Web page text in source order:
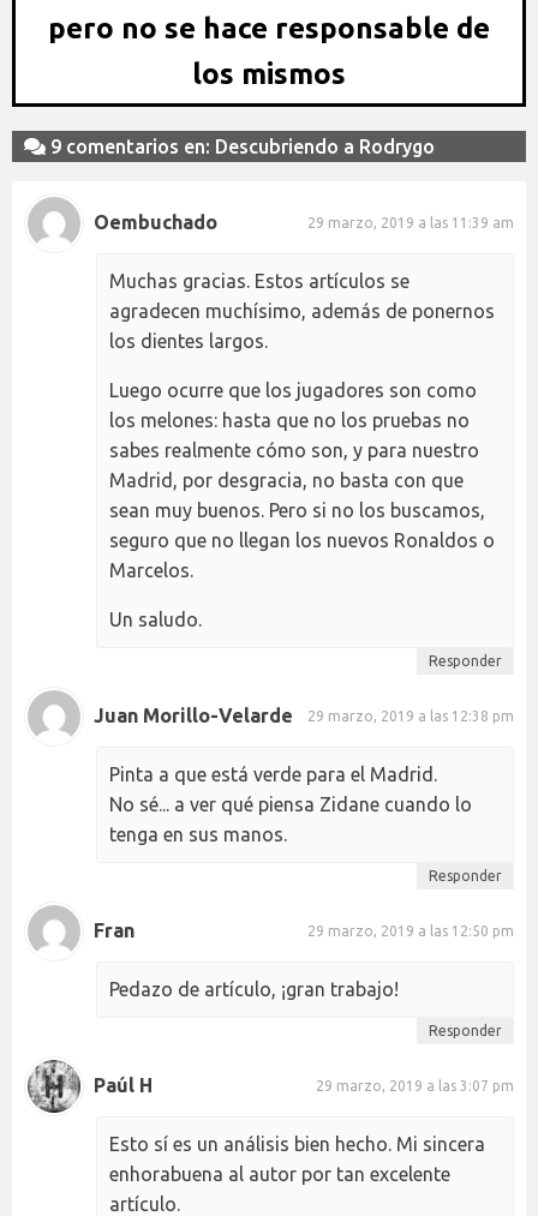
pero no se hace responsable de
los mismos
9 comentarios en: Descubriendo a Rodrygo
Oembuchado 29 marzo, 2019 a las 11:39 am
Muchas gracias. Estos artículos se
agradecen muchísimo, además de ponernos
los dientes largos.
Luego ocurre que los jugadores son como
los melones: hasta que no los pruebas no
sabes realmente cómo son, y para nuestro
Madrid, por desgracia, no basta con que
sean muy buenos. Pero si no los buscamos,
seguro que no llegan los nuevos Ronaldos o
Marcelos.
Un saludo.
Responder
Juan Morillo-Velarde 29 marzo, 2019 a las 12:38 pm
Pinta a que está verde para el Madrid.
No sé... a ver qué piensa Zidane cuando lo
tenga en sus manos.
Responder
Fran 29 marzo, 2019 a las 12:50 pm
Pedazo de artículo, ¡gran trabajo!
Responder
Paúl H 29 marzo, 2019 a las 3:07 pm
Esto sí es un análisis bien hecho. Mi sincera
enhorabuena al autor por tan excelente
artículo.